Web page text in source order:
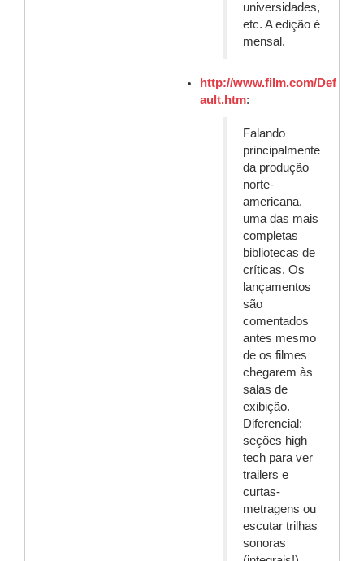
universidades,
etc. A edição é
mensal.
http://www.film.com/Def
ault.htm:
Falando
principalmente
da produção
norte-
americana,
uma das mais
completas
bibliotecas de
críticas. Os
lançamentos
são
comentados
antes mesmo
de os filmes
chegarem às
salas de
exibição.
Diferencial:
seções high
tech para ver
trailers e
curtas-
metragens ou
escutar trilhas
sonoras